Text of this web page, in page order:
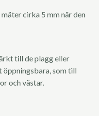
cirka 5 mm när den
till de plagg eller
öppningsbara, som till
och västar.